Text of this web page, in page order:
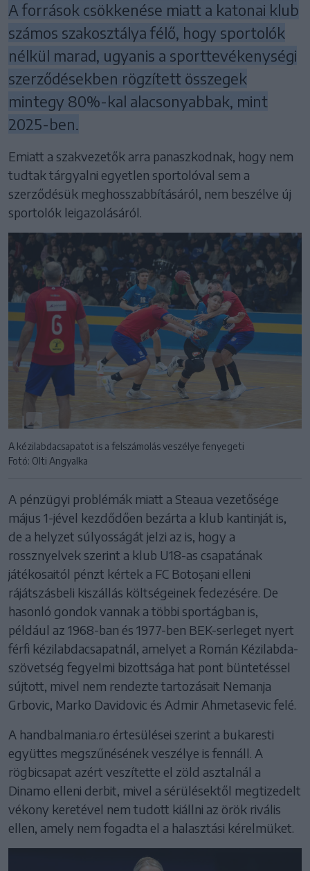
A források csökkenése miatt a katonai klub
számos szakosztálya félő, hogy sportolók
nélkül marad, ugyanis a sporttevékenységi
szerződésekben rögzített összegek
mintegy 80%-kal alacsonyabbak, mint
2025-ben.
Emiatt a szakvezetők arra panaszkodnak, hogy nem
tudtak tárgyalni egyetlen sportolóval sem a
szerződésük meghosszabbításáról, nem beszélve új
sportolók leigazolásáról.
A kézilabdacsapatot is a felszámolás veszélye fenyegeti
Fotó: Olti Angyalka
A pénzügyi problémák miatt a Steaua vezetősége
május 1-jével kezdődően bezárta a klub kantinját is,
de a helyzet súlyosságát jelzi az is, hogy a
rossznyelvek szerint a klub U18-as csapatának
játékosaitól pénzt kértek a FC Botoșani elleni
rájátszásbeli kiszállás költségeinek fedezésére. De
hasonló gondok vannak a többi sportágban is,
például az 1968-ban és 1977-ben BEK-serleget nyert
férfi kézilabdacsapatnál, amelyet a Román Kézilabda-
szövetség fegyelmi bizottsága hat pont büntetéssel
sújtott, mivel nem rendezte tartozásait Nemanja
Grbovic, Marko Davidovic és Admir Ahmetasevic felé.
A handbalmania.ro értesülései szerint a bukaresti
együttes megszűnésének veszélye is fennáll. A
rögbicsapat azért veszítette el zöld asztalnál a
Dinamo elleni derbit, mivel a sérülésektől megtizedelt
vékony keretével nem tudott kiállni az örök rivális
ellen, amely nem fogadta el a halasztási kérelmüket.